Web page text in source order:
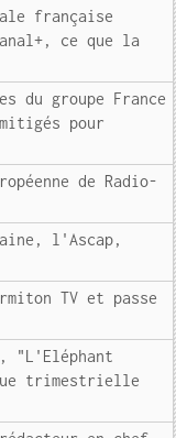
française
ce que la
du groupe France
pour
de Radio-
l'Ascap,
TV et passe
"L'Eléphant
trimestrielle